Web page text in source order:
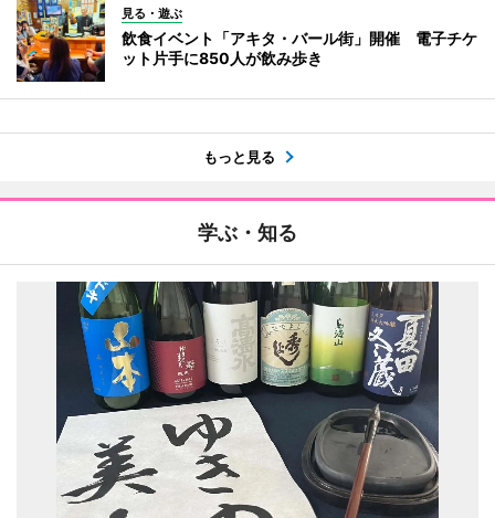
見る・遊ぶ
飲食イベント「アキタ・バール街」開催 電子チケ
ット片手に850人が飲み歩き
もっと見る
学ぶ・知る